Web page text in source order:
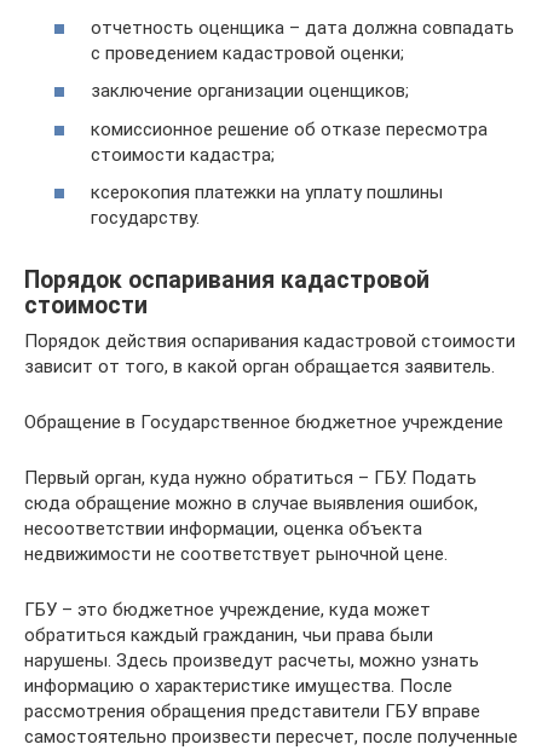
отчетность оценщика – дата должна совпадать
с проведением кадастровой оценки;
заключение организации оценщиков;
комиссионное решение об отказе пересмотра
стоимости кадастра;
ксерокопия платежки на уплату пошлины
государству.
Порядок оспаривания кадастровой
стоимости
Порядок действия оспаривания кадастровой стоимости
зависит от того, в какой орган обращается заявитель.
Обращение в Государственное бюджетное учреждение
Первый орган, куда нужно обратиться – ГБУ. Подать
сюда обращение можно в случае выявления ошибок,
несоответствии информации, оценка объекта
недвижимости не соответствует рыночной цене.
ГБУ – это бюджетное учреждение, куда может
обратиться каждый гражданин, чьи права были
нарушены. Здесь произведут расчеты, можно узнать
информацию о характеристике имущества. После
рассмотрения обращения представители ГБУ вправе
самостоятельно произвести пересчет, после полученные